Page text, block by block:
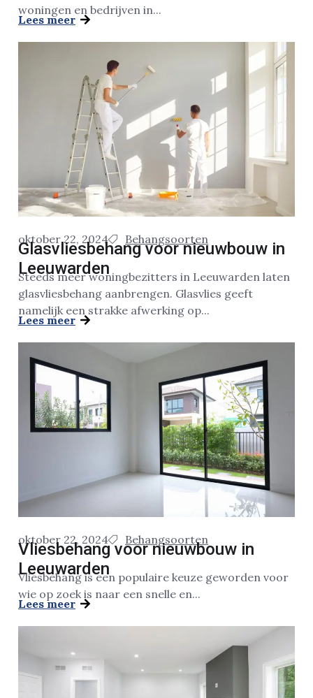
woningen en bedrijven in...
Lees meer
oktober 22, 2024 Behangsoorten
Glasvliesbehang voor nieuwbouw in
Leeuwarden
Steeds meer woningbezitters in Leeuwarden laten
glasvliesbehang aanbrengen. Glasvlies geeft
namelijk een strakke afwerking op...
Lees meer
oktober 22, 2024 Behangsoorten
Vliesbehang voor nieuwbouw in
Leeuwarden
Vliesbehang is een populaire keuze geworden voor
wie op zoek is naar een snelle en...
Lees meer